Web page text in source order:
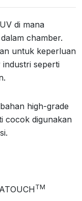
di mana
chamber.
untuk keperluan
industri seperti
high-grade
cocok digunakan
TM